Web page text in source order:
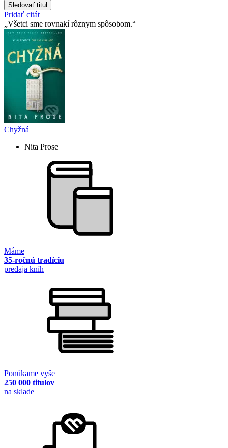
Sledovať titul
Pridať citát
Všetci sme rovnakí rôznym spôsobom.
Chyžná
Nita Prose
Máme
35-ročnú tradíciu
predaja kníh
Ponúkame vyše
250 000 titulov
na sklade